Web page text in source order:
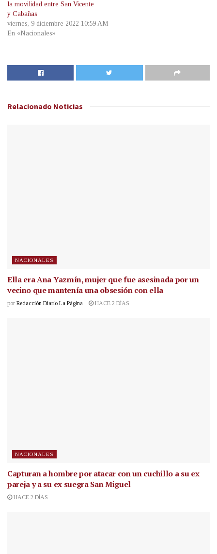
la movilidad entre San Vicente
y Cabañas
viernes, 9 diciembre 2022 10:59 AM
En «Nacionales»
Relacionado Noticias
NACIONALES
Ella era Ana Yazmín, mujer que fue asesinada por un
vecino que mantenía una obsesión con ella
por Redacción Diario La Página HACE 2 DÍAS
NACIONALES
Capturan a hombre por atacar con un cuchillo a su ex
pareja y a su ex suegra San Miguel
HACE 2 DÍAS